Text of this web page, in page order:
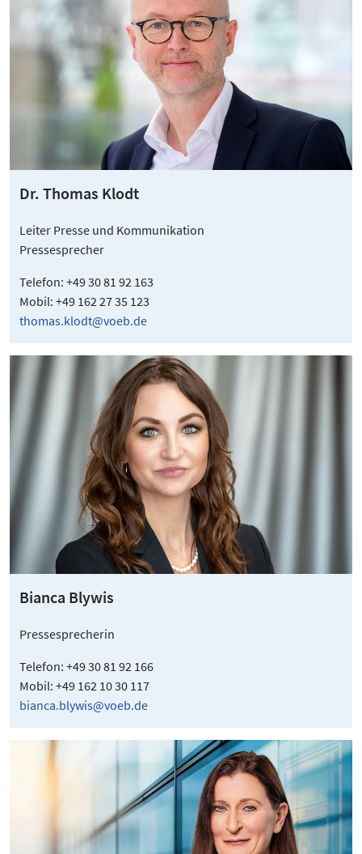
Dr. Thomas Klodt
Leiter Presse und Kommunikation
Pressesprecher
Telefon: +49 30 81 92 163
Mobil: +49 162 27 35 123
thomas.klodt@voeb.de
Bianca Blywis
Pressesprecherin
Telefon: +49 30 81 92 166
Mobil: +49 162 10 30 117
bianca.blywis@voeb.de